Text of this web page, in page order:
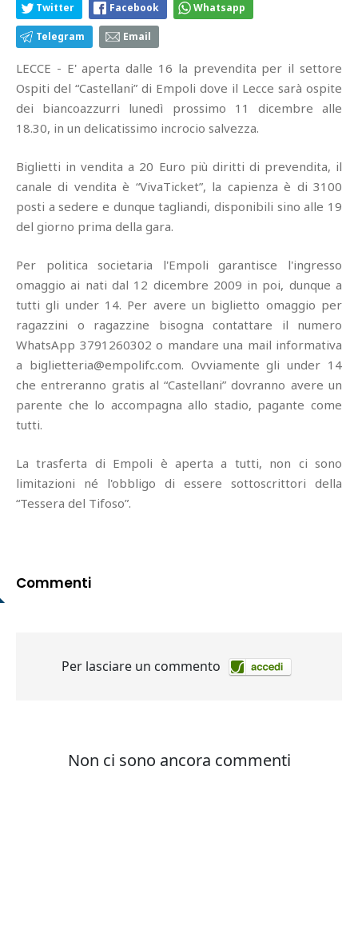
Twitter Facebook Whatsapp
Telegram Email
LECCE - E' aperta dalle 16 la prevendita per il settore
Ospiti del “Castellani” di Empoli dove il Lecce sarà ospite
dei biancoazzurri lunedì prossimo 11 dicembre alle
18.30, in un delicatissimo incrocio salvezza.
Biglietti in vendita a 20 Euro più diritti di prevendita, il
canale di vendita è “VivaTicket”, la capienza è di 3100
posti a sedere e dunque tagliandi, disponibili sino alle 19
del giorno prima della gara.
Per politica societaria l'Empoli garantisce l'ingresso
omaggio ai nati dal 12 dicembre 2009 in poi, dunque a
tutti gli under 14. Per avere un biglietto omaggio per
ragazzini o ragazzine bisogna contattare il numero
WhatsApp 3791260302 o mandare una mail informativa
a biglietteria@empolifc.com. Ovviamente gli under 14
che entreranno gratis al “Castellani” dovranno avere un
parente che lo accompagna allo stadio, pagante come
tutti.
La trasferta di Empoli è aperta a tutti, non ci sono
limitazioni né l'obbligo di essere sottoscrittori della
“Tessera del Tifoso”.
Commenti